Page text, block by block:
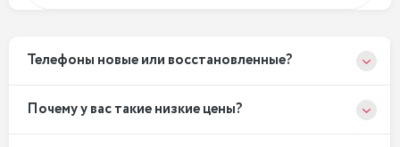
Телефоны новые или восстановленные?
Почему у вас такие низкие цены?